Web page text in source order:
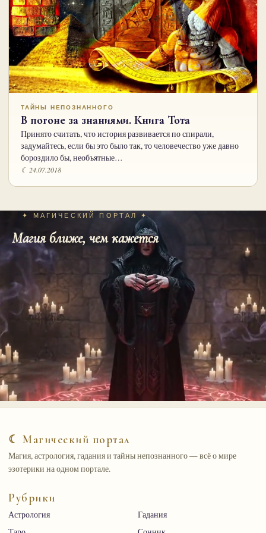
ТАЙНЫ НЕПОЗНАННОГО
В погоне за знаниями. Книга Тота
Принято считать, что история развивается по спирали,
задумайтесь, если бы это было так, то человечество уже давно
бороздило бы, необъятные…
☾ 24.07.2018
✦ МАГИЧЕСКИЙ ПОРТАЛ ✦
Магия ближе, чем кажется
☾ Магический портал
Магия, астрология, гадания и тайны непознанного — всё о мире
эзотерики на одном портале.
Рубрики
Астрология
Гадания